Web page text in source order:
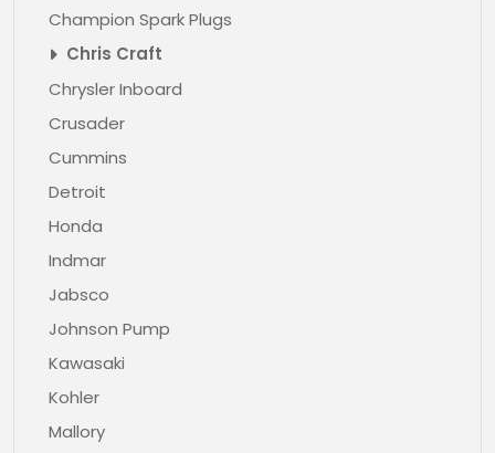
Champion Spark Plugs
Chris Craft
Chrysler Inboard
Crusader
Cummins
Detroit
Honda
Indmar
Jabsco
Johnson Pump
Kawasaki
Kohler
Mallory